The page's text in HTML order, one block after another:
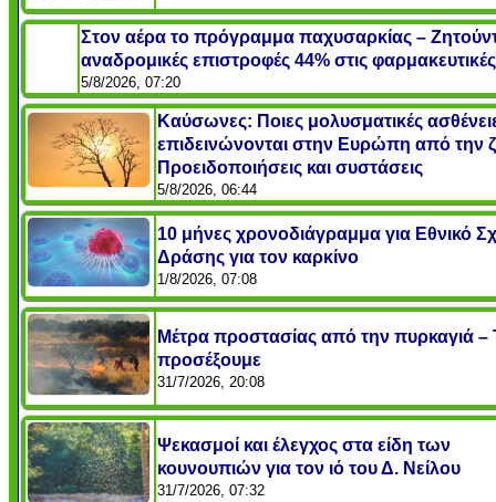
Στον αέρα το πρόγραμμα παχυσαρκίας –
αναδρομικές επιστροφές 44% στις φαρμακευτικές
5/8/2026, 07:20
Καύσωνες: Ποιες μολυσματικές
επιδεινώνονται στην Ευρώπη από την
Προειδοποιήσεις και συστάσεις
5/8/2026, 06:44
10 μήνες χρονοδιάγραμμα για Εθνικό
Δράσης για τον καρκίνο
1/8/2026, 07:08
Μέτρα προστασίας από την πυρκαγιά –
προσέξουμε
31/7/2026, 20:08
Ψεκασμοί και έλεγχος στα είδη των
κουνουπιών για τον ιό του Δ. Νείλου
31/7/2026, 07:32